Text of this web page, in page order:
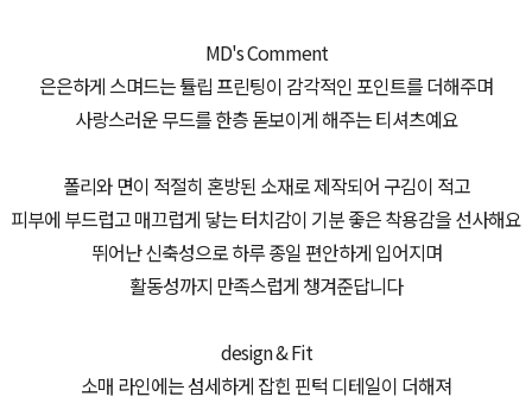
MD's Comment
은은하게 스며드는 튤립 프린팅이 감각적인 포인트를 더해주며
사랑스러운 무드를 한층 돋보이게 해주는 티셔츠예요
폴리와 면이 적절히 혼방된 소재로 제작되어 구김이 적고
피부에 부드럽고 매끄럽게 닿는 터치감이 기분 좋은 착용감을 선사해요
뛰어난 신축성으로 하루 종일 편안하게 입어지며
활동성까지 만족스럽게 챙겨준답니다
design & Fit
소매 라인에는 섬세하게 잡힌 핀턱 디테일이 더해져